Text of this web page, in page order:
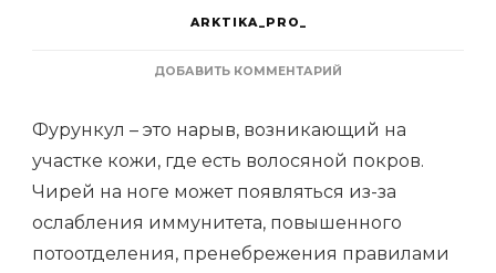
ARKTIKA_PRO_
ДОБАВИТЬ КОММЕНТАРИЙ
НА
НОГЕ:
ПРИЧИНЫ
ВОЗНИКНОВЕНИЯ
МЕТОДЫ
ИЗБАВЛЕНИЯ
Фурункул – это нарыв, возникающий на
участке кожи, где есть волосяной покров.
Чирей на ноге может появляться из-за
ослабления иммунитета, повышенного
потоотделения, пренебрежения правилами